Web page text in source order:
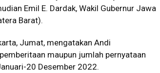
Emil E. Dardak, Wakil Gubernur Jawa
Barat).
Jumat, mengatakan Andi
maupun jumlah pernyataan
20 Desember 2022.